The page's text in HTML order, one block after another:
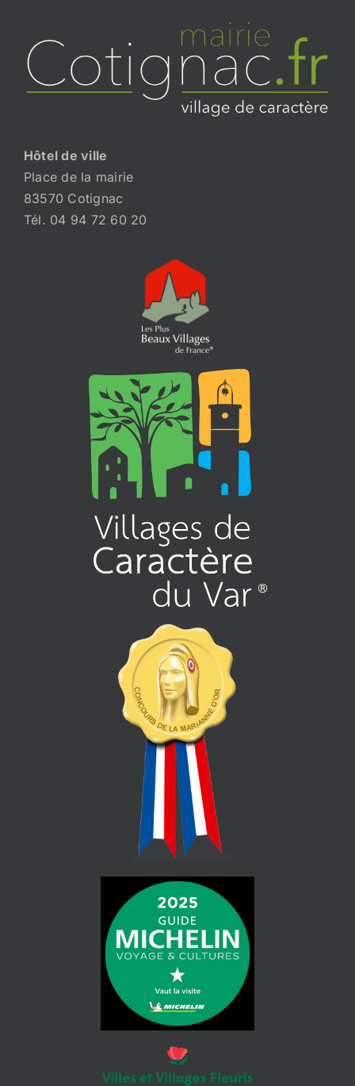
Hôtel de ville
Place de la mairie
83570 Cotignac
Tél. 04 94 72 60 20